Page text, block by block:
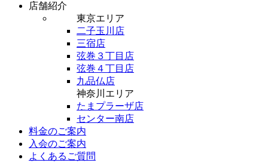
店舗紹介
東京エリア
二子玉川店
三宿店
弦巻３丁目店
弦巻４丁目店
九品仏店
神奈川エリア
たまプラーザ店
センター南店
料金のご案内
入会のご案内
よくあるご質問